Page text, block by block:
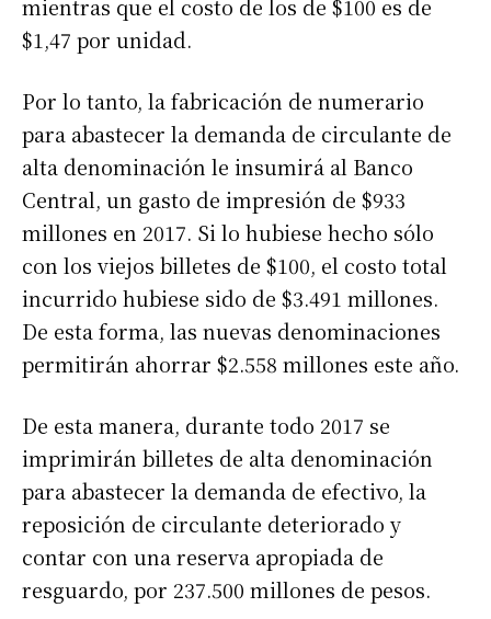
mientras que el costo de los de $100 es de
$1,47 por unidad.
Por lo tanto, la fabricación de numerario
para abastecer la demanda de circulante de
alta denominación le insumirá al Banco
Central, un gasto de impresión de $933
millones en 2017. Si lo hubiese hecho sólo
con los viejos billetes de $100, el costo total
incurrido hubiese sido de $3.491 millones.
De esta forma, las nuevas denominaciones
permitirán ahorrar $2.558 millones este año.
De esta manera, durante todo 2017 se
imprimirán billetes de alta denominación
para abastecer la demanda de efectivo, la
reposición de circulante deteriorado y
contar con una reserva apropiada de
resguardo, por 237.500 millones de pesos.